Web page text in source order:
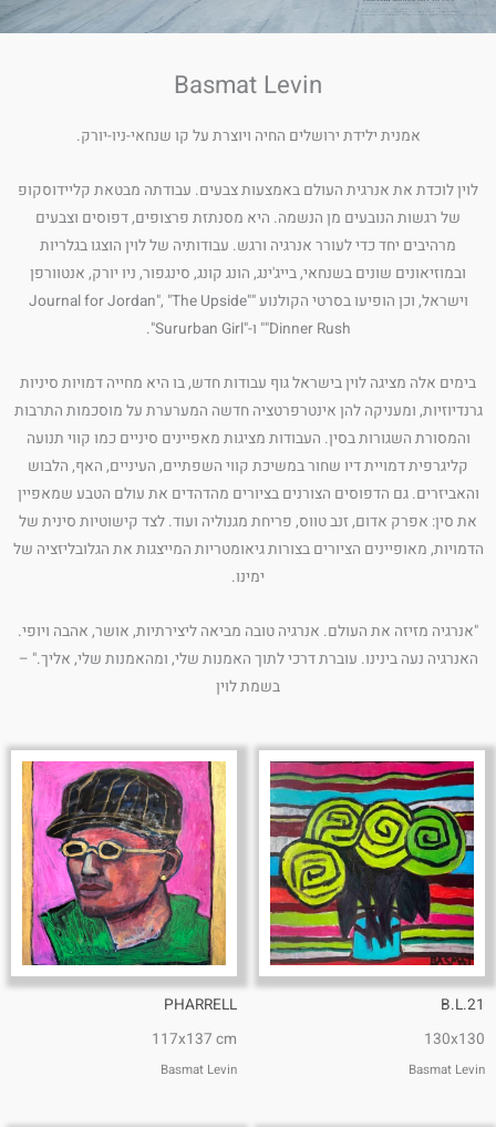
Basmat Levin
אמנית ילידת ירושלים החיה ויוצרת על קו שנחאי-ניו-יורק.
לוין לוכדת את אנרגית העולם באמצעות צבעים. עבודתה מבטאת קליידוסקופ
של רגשות הנובעים מן הנשמה. היא מסנתזת פרצופים, דפוסים וצבעים
מרהיבים יחד כדי לעורר אנרגיה ורגש. עבודותיה של לוין הוצגו בגלריות
ובמוזיאונים שונים בשנחאי, בייג'ינג, הונג קונג, סינגפור, ניו יורק, אנטוורפן
וישראל, וכן הופיעו בסרטי הקולנוע "Journal for Jordan", "The Upside"
"Dinner Rush" ו-"Sururban Girl".
בימים אלה מציגה לוין בישראל גוף עבודות חדש, בו היא מחייה דמויות סיניות
גרנדיוזיות, ומעניקה להן אינטרפרטציה חדשה המערערת על מוסכמות התרבות
והמסורת השגורות בסין. העבודות מציגות מאפיינים סיניים כמו קווי תנועה
קליגרפית דמויית דיו שחור במשיכת קווי השפתיים, העיניים, האף, הלבוש
והאביזרים. גם הדפוסים הצורנים בציורים מהדהדים את עולם הטבע שמאפיין
את סין: אפרק אדום, זנב טווס, פריחת מגנוליה ועוד. לצד קישוטיות סינית של
הדמויות, מאופיינים הציורים בצורות גיאומטריות המייצגות את הגלובליזציה של
ימינו.
"אנרגיה מזיזה את העולם. אנרגיה טובה מביאה ליצירתיות, אושר, אהבה ויופי.
האנרגיה נעה בינינו. עוברת דרכי לתוך האמנות שלי, ומהאמנות שלי, אליך." –
בשמת לוין
B.L.21
130x130
Basmat Levin
PHARRELL
117x137 cm
Basmat Levin